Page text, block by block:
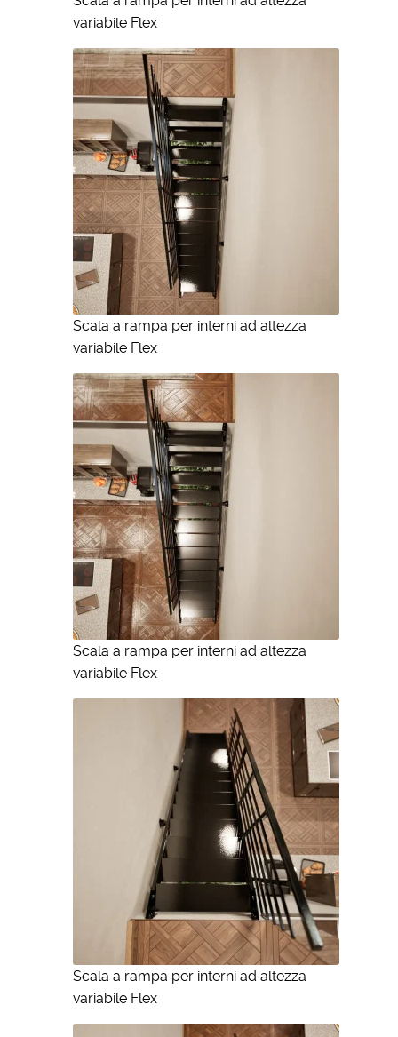
variabile Flex
Scala a rampa per interni ad altezza
variabile Flex
Scala a rampa per interni ad altezza
variabile Flex
Scala a rampa per interni ad altezza
variabile Flex